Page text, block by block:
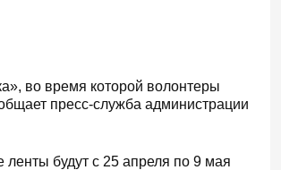
во время которой волонтеры
пресс-служба администрации
будут с 25 апреля по 9 мая